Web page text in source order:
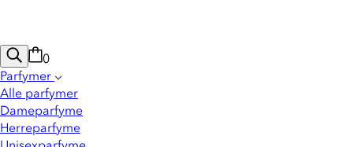
0
Parfymer
Alle parfymer
Dameparfyme
Herreparfyme